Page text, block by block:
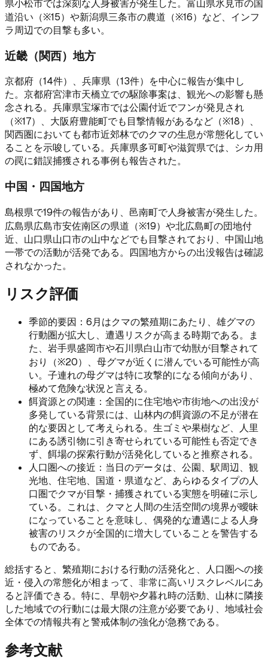
県小松市では深刻な人身被害が発生した。富山県氷見市の国
道沿い（※15）や新潟県三条市の農道（※16）など、インフ
ラ周辺での目撃も多い。
近畿（関西）地方
京都府（14件）、兵庫県（13件）を中心に報告が集中し
た。京都府宮津市天橋立での駆除事案は、観光への影響も懸
念される。兵庫県宝塚市では公園付近でフンが発見され
（※17）、大阪府豊能町でも目撃情報があるなど（※18）、
関西圏においても都市近郊林でのクマの生息が常態化してい
ることを示唆している。兵庫県多可町や滋賀県では、シカ用
の罠に錯誤捕獲される事例も報告された。
中国・四国地方
島根県で19件の報告があり、邑南町で人身被害が発生した。
広島県広島市安佐南区の県道（※19）や北広島町の団地付
近、山口県山口市の山中などでも目撃されており、中国山地
一帯での活動が活発である。四国地方からの出没報告は確認
されなかった。
リスク評価
季節的要因：6月はクマの繁殖期にあたり、雄グマの
行動圏が拡大し、遭遇リスクが高まる時期である。ま
た、岩手県盛岡市や石川県白山市で幼獣が目撃されて
おり（※20）、母グマが近くに潜んでいる可能性が高
い。子連れの母グマは特に攻撃的になる傾向があり、
極めて危険な状況と言える。
餌資源との関連：全国的に住宅地や市街地への出没が
多発している背景には、山林内の餌資源の不足が潜在
的な要因として考えられる。生ゴミや果樹など、人里
にある誘引物に引き寄せられている可能性も否定でき
ず、餌場の探索行動が活発化していると推察される。
人口圏への接近：当日のデータは、公園、駅周辺、観
光地、住宅地、国道・県道など、あらゆるタイプの人
口圏でクマが目撃・捕獲されている実態を明確に示し
ている。これは、クマと人間の生活空間の境界が曖昧
になっていることを意味し、偶発的な遭遇による人身
被害のリスクが全国的に増大していることを警告する
ものである。
総括すると、繁殖期における行動の活発化と、人口圏への接
近・侵入の常態化が相まって、非常に高いリスクレベルにあ
ると評価できる。特に、早朝や夕暮れ時の活動、山林に隣接
した地域での行動には最大限の注意が必要であり、地域社会
全体での情報共有と警戒体制の強化が急務である。
参考文献